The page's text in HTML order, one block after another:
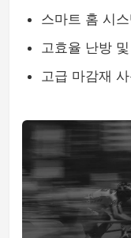
스마트 홈 시
고효율 난방
고급 마감재